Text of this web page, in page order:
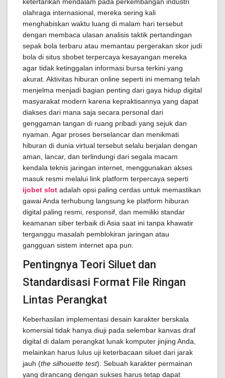
olahraga internasional, mereka sering kali
menghabiskan waktu luang di malam hari tersebut
dengan membaca ulasan analisis taktik pertandingan
sepak bola terbaru atau memantau pergerakan skor judi
bola di situs sbobet terpercaya kesayangan mereka
agar tidak ketinggalan informasi bursa terkini yang
akurat. Aktivitas hiburan online seperti ini memang telah
menjelma menjadi bagian penting dari gaya hidup digital
masyarakat modern karena kepraktisannya yang dapat
diakses dari mana saja secara personal dari
genggaman tangan di ruang pribadi yang sejuk dan
nyaman. Agar proses berselancar dan menikmati
hiburan di dunia virtual tersebut selalu berjalan dengan
aman, lancar, dan terlindungi dari segala macam
kendala teknis jaringan internet, menggunakan akses
masuk resmi melalui link platform terpercaya seperti
ijobet slot adalah opsi paling cerdas untuk memastikan
gawai Anda terhubung langsung ke platform hiburan
digital paling resmi, responsif, dan memiliki standar
keamanan siber terbaik di Asia saat ini tanpa khawatir
terganggu masalah pemblokiran jaringan atau
gangguan sistem internet apa pun.
Pentingnya Teori Siluet dan
Standardisasi Format File Ringan
Lintas Perangkat
Keberhasilan implementasi desain karakter berskala
komersial tidak hanya diuji pada selembar kanvas draf
digital di dalam perangkat lunak komputer jinjing Anda,
melainkan harus lulus uji keterbacaan siluet dari jarak
jauh (the silhouette test). Sebuah karakter permainan
yang dirancang dengan sukses harus tetap dapat